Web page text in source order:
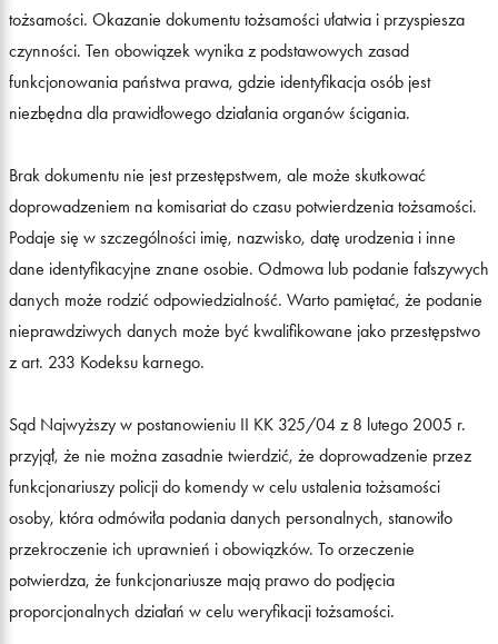
tożsamości. Okazanie dokumentu tożsamości ułatwia i przyspiesza
czynności. Ten obowiązek wynika z podstawowych zasad
funkcjonowania państwa prawa, gdzie identyfikacja osób jest
niezbędna dla prawidłowego działania organów ścigania.
Brak dokumentu nie jest przestępstwem, ale może skutkować
doprowadzeniem na komisariat do czasu potwierdzenia tożsamości.
Podaje się w szczególności imię, nazwisko, datę urodzenia i inne
dane identyfikacyjne znane osobie. Odmowa lub podanie fałszywych
danych może rodzić odpowiedzialność. Warto pamiętać, że podanie
nieprawdziwych danych może być kwalifikowane jako przestępstwo
z art. 233 Kodeksu karnego.
Sąd Najwyższy w postanowieniu II KK 325/04 z 8 lutego 2005 r.
przyjął, że nie można zasadnie twierdzić, że doprowadzenie przez
funkcjonariuszy policji do komendy w celu ustalenia tożsamości
osoby, która odmówiła podania danych personalnych, stanowiło
przekroczenie ich uprawnień i obowiązków. To orzeczenie
potwierdza, że funkcjonariusze mają prawo do podjęcia
proporcjonalnych działań w celu weryfikacji tożsamości.